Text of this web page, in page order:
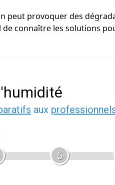
peut provoquer des
connaître les solutions
aux
5